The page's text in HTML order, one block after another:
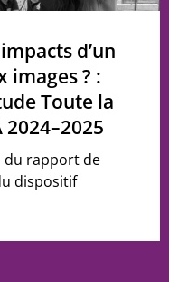
d’un
images ? :
Toute la
2024–2025
du rapport de
dispositif